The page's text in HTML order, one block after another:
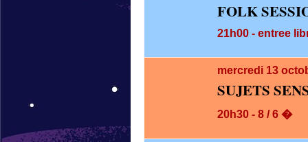
FOLK
21h00 - entree
mercredi 13
SUJETS
20h30 - 8 / 6 �